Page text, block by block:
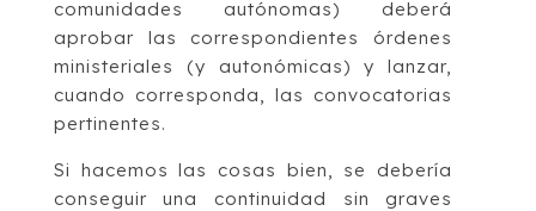
comunidades autónomas) deberá
aprobar las correspondientes órdenes
ministeriales (y autonómicas) y lanzar,
cuando corresponda, las convocatorias
pertinentes.
Si hacemos las cosas bien, se debería
conseguir una continuidad sin graves